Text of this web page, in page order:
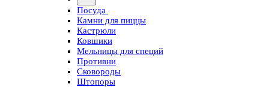
Посуда
Камни для пиццы
Кастрюли
Ковшики
Мельницы для специй
Противни
Сковороды
Штопоры